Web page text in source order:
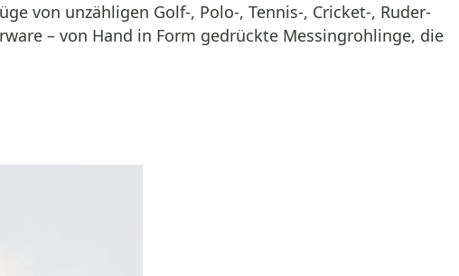
von unzähligen Golf-, Polo-, Tennis-, Cricket-, Ruder-
– von Hand in Form gedrückte Messingrohlinge, die